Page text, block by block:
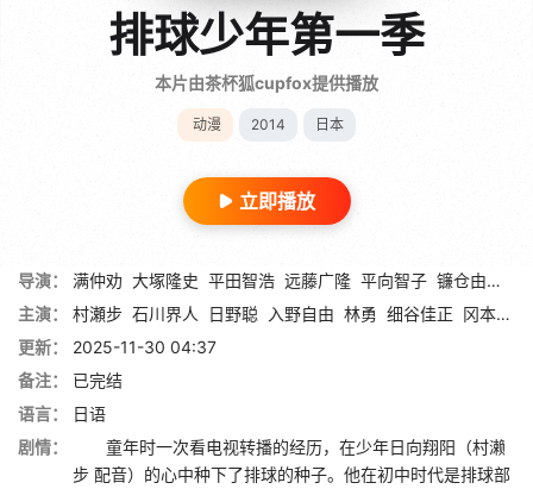
排球少年第一季
本片由茶杯狐cupfox提供播放
动漫 2014 日本
立即播放
导演： 满仲劝 大塚隆史 平田智浩 远藤广隆 平向智子 镰仓由实
主演：
村瀬步 石川界人 日野聪 入野自由 林勇 细谷佳正 冈本信彦
更新：
2025-11-30 04:37
备注：
已完结
语言：
日语
剧情：
童年时一次看电视转播的经历，在少年日向翔阳（村濑
步 配音）的心中种下了排球的种子。他在初中时代是排球部